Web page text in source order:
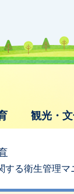
観光・
る衛生管理マ